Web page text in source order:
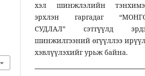
хэл шинжлэлийн
эрхлэн гаргадаг
СУДЛАЛ” сэтгүүлд
шинжилгээний өгүүллээ
хэвлүүлэхийг урьж байна.